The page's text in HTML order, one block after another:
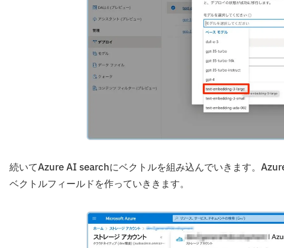
続いてAzure AI searchにベクトルを組み込んでいきます。
ベクトルフィールドを作っていききます。